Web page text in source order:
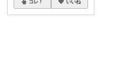
コレ いいね